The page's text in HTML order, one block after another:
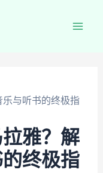
与听书的终极指
雅？解
终极指